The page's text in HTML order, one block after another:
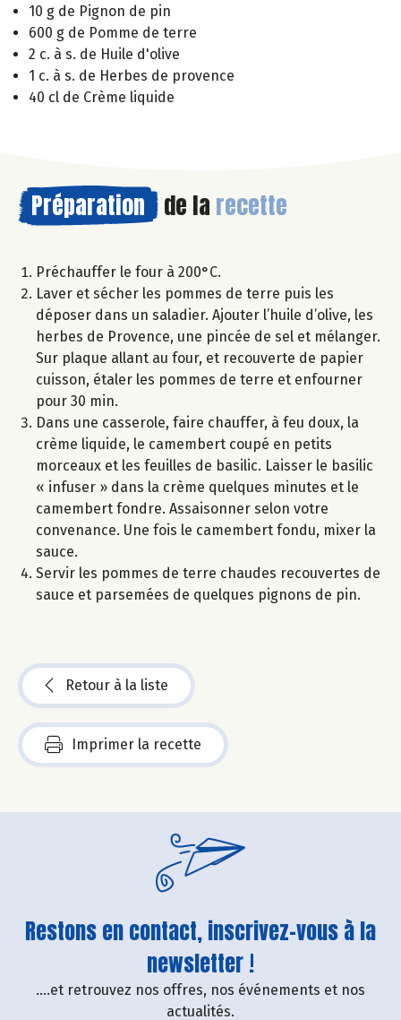
10 g de Pignon de pin
600 g de Pomme de terre
2 c. à s. de Huile d'olive
1 c. à s. de Herbes de provence
40 cl de Crème liquide
Préparation de la recette
Préchauffer le four à 200°C.
Laver et sécher les pommes de terre puis les
déposer dans un saladier. Ajouter l’huile d’olive, les
herbes de Provence, une pincée de sel et mélanger.
Sur plaque allant au four, et recouverte de papier
cuisson, étaler les pommes de terre et enfourner
pour 30 min.
Dans une casserole, faire chauffer, à feu doux, la
crème liquide, le camembert coupé en petits
morceaux et les feuilles de basilic. Laisser le basilic
« infuser » dans la crème quelques minutes et le
camembert fondre. Assaisonner selon votre
convenance. Une fois le camembert fondu, mixer la
sauce.
Servir les pommes de terre chaudes recouvertes de
sauce et parsemées de quelques pignons de pin.
Retour à la liste
Imprimer la recette
Restons en contact, inscrivez-vous à la
newsletter !
....et retrouvez nos offres, nos événements et nos
actualités.